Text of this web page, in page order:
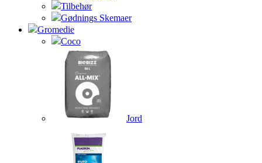
Tilbehør
Gødnings Skemaer
Gromedie
Coco
Jord